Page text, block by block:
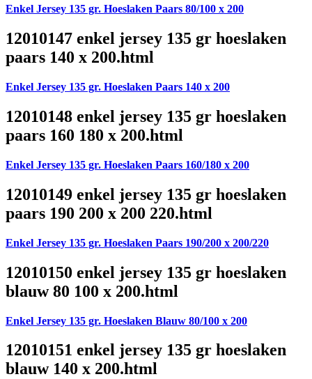
Enkel Jersey 135 gr. Hoeslaken Paars 80/100 x 200
12010147 enkel jersey 135 gr hoeslaken
paars 140 x 200.html
Enkel Jersey 135 gr. Hoeslaken Paars 140 x 200
12010148 enkel jersey 135 gr hoeslaken
paars 160 180 x 200.html
Enkel Jersey 135 gr. Hoeslaken Paars 160/180 x 200
12010149 enkel jersey 135 gr hoeslaken
paars 190 200 x 200 220.html
Enkel Jersey 135 gr. Hoeslaken Paars 190/200 x 200/220
12010150 enkel jersey 135 gr hoeslaken
blauw 80 100 x 200.html
Enkel Jersey 135 gr. Hoeslaken Blauw 80/100 x 200
12010151 enkel jersey 135 gr hoeslaken
blauw 140 x 200.html